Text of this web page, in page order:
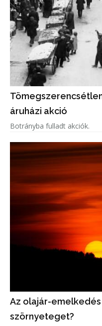
áruházi akció
Botrányba fulladt akciók.
Az olajár-
szörnyeteget?